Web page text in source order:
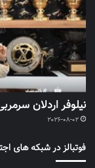
نیلوفر اردلان
2026-08-02
فوتبالز در شبکه های